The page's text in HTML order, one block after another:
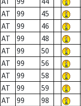
AT
99 45
AT
99 46
AT
99 48
AT
99 50
AT
99 56
AT
99 58
AT
99 59
AT
99 98